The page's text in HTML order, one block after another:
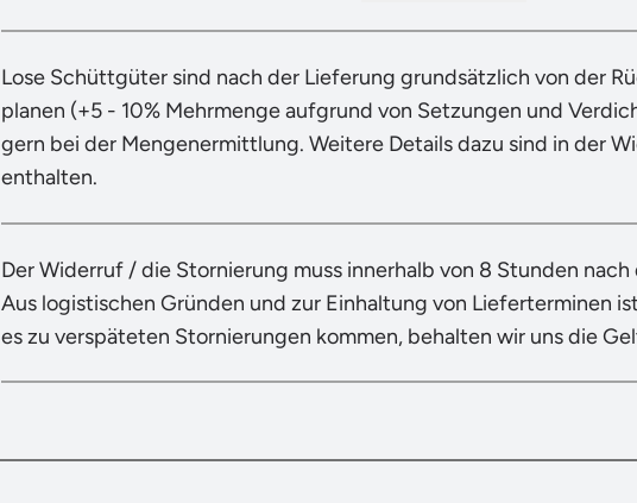
Lose Schüttgüter sind nach der Lieferung grundsätzlich von der
planen (+5 - 10% Mehrmenge aufgrund von Setzungen und
gern bei der Mengenermittlung. Weitere Details dazu sind in der
enthalten.
Der Widerruf / die Stornierung muss innerhalb von 8 Stunden
Aus logistischen Gründen und zur Einhaltung von Lieferterminen
es zu verspäteten Stornierungen kommen, behalten wir uns die